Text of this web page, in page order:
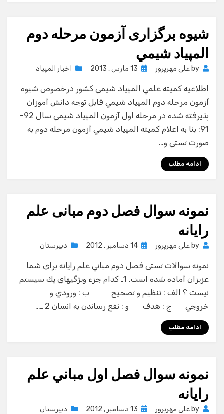
شيوه برگزاری آزمون مرحله دوم
المپياد شيمي
by علی مهرپرور
Posted
13 مارس , 2013 اخبار المپیاد
اطلاعيه كميته علمي المپياد شيمي كشور درخصوص شيوه
آزمون مرحله دوم المپياد شيمي قابل توجه دانش آموزان
پذيرفته شده در مرحله اول آزمون المپياد شيمي سال 92-
91: بنا به اعلام كميته المپياد شيمي آزمون مرحله دوم به
صورت تستي و…
ادامه مطلب
نمونه سوال فصل دوم مبانی علم
رایانه
by علی مهرپرور
Posted
14 دسامبر , 2012 دبیرستان
نمونه سوالات تستی فصل دوم مباني علم رايانه برای شما
عزیزان آماده شده است. 1ـ كدام جزء ويژگيهاي يك سيستم
نيست ؟ الف : تنظيم و تصحيح ب : ورودي و
خروجي ج : هدف و : نفع رساندن به انسان 2 ـ…
ادامه مطلب
نمونه سوال فصل اول مباني علم
رايانه
by علی مهرپرور
Posted
13 دسامبر , 2012 دبیرستان